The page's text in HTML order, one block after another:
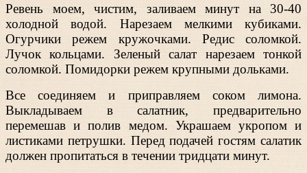
Ревень моем, чистим, заливаем минут на 30-40
холодной водой. Нарезаем мелкими кубиками.
Огурчики режем кружочками. Редис соломкой.
Лучок кольцами. Зеленый салат нарезаем тонкой
соломкой. Помидорки режем крупными дольками.
Все соединяем и приправляем соком лимона.
Выкладываем в салатник, предварительно
перемешав и полив медом. Украшаем укропом и
листиками петрушки. Перед подачей гостям салатик
должен пропитаться в течении тридцати минут.